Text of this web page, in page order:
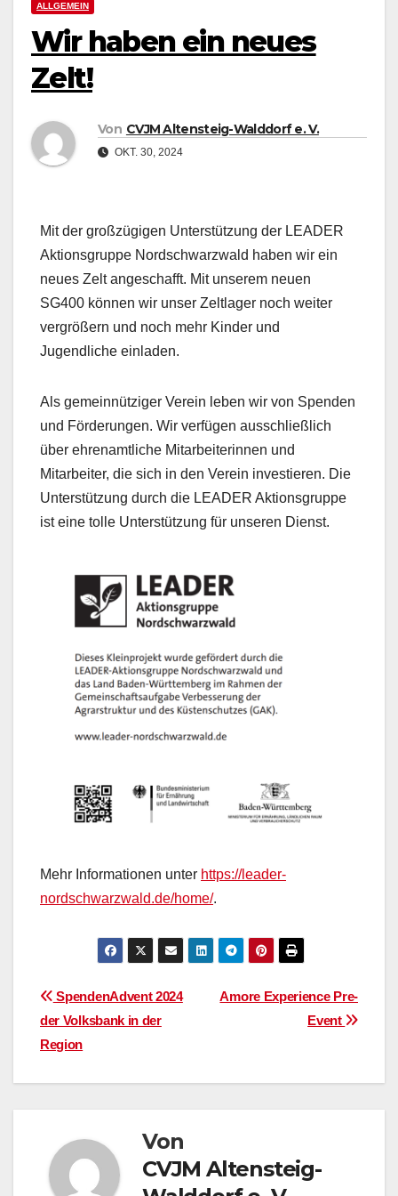
ALLGEMEIN
Wir haben ein neues
Zelt!
Von CVJM Altensteig-Walddorf e. V.
OKT. 30, 2024
Mit der großzügigen Unterstützung der LEADER
Aktionsgruppe Nordschwarzwald haben wir ein
neues Zelt angeschafft. Mit unserem neuen
SG400 können wir unser Zeltlager noch weiter
vergrößern und noch mehr Kinder und
Jugendliche einladen.
Als gemeinnütziger Verein leben wir von Spenden
und Förderungen. Wir verfügen ausschließlich
über ehrenamtliche Mitarbeiterinnen und
Mitarbeiter, die sich in den Verein investieren. Die
Unterstützung durch die LEADER Aktionsgruppe
ist eine tolle Unterstützung für unseren Dienst.
Mehr Informationen unter https://leader-
nordschwarzwald.de/home/.
Beitragsnavigation
Amore Experience Pre-
Event
SpendenAdvent 2024
der Volksbank in der
Region
Von
CVJM Altensteig-